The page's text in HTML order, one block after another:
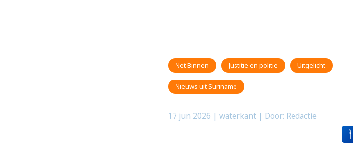
Net Binnen Justitie en politie Uitgelicht
Nieuws uit Suriname
17 jun 2026 | waterkant | Door: Redactie